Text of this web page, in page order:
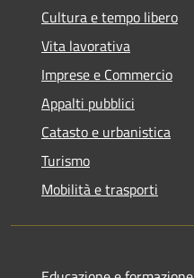
Cultura e tempo libero
Vita lavorativa
Imprese e Commercio
Appalti pubblici
Catasto e urbanistica
Turismo
Mobilità e trasporti